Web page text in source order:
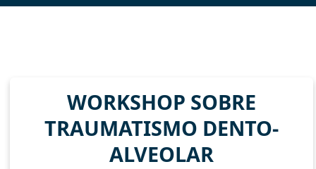
WORKSHOP SOBRE
TRAUMATISMO DENTO-
ALVEOLAR